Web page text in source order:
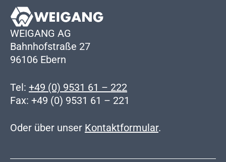
WEIGANG AG
Bahnhofstraße 27
96106 Ebern
Tel: +49 (0) 9531 61 – 222
Fax: +49 (0) 9531 61 – 221
Oder über unser Kontaktformular.